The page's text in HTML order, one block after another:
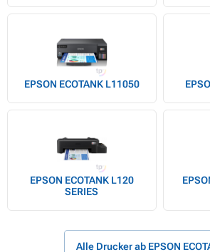
EPSON ECOTANK L11050
EPSON ECOTANK L120
SERIES
Alle Drucker ab EPSON